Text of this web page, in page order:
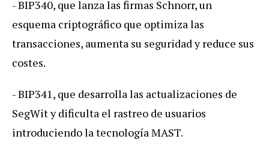
- BIP340, que lanza las firmas Schnorr, un
esquema criptográfico que optimiza las
transacciones, aumenta su seguridad y reduce sus
costes.
- BIP341, que desarrolla las actualizaciones de
SegWit y dificulta el rastreo de usuarios
introduciendo la tecnología MAST.